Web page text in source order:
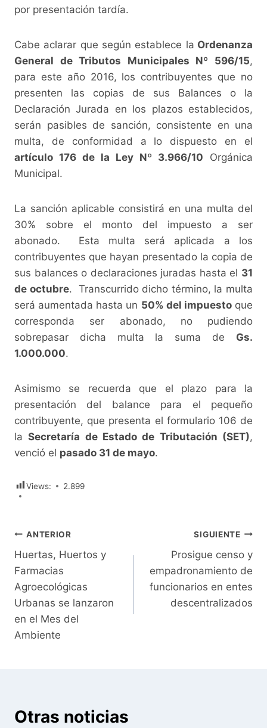
por presentación tardía.
Cabe aclarar que según establece la Ordenanza
General de Tributos Municipales Nº 596/15,
para este año 2016, los contribuyentes que no
presenten las copias de sus Balances o la
Declaración Jurada en los plazos establecidos,
serán pasibles de sanción, consistente en una
multa, de conformidad a lo dispuesto en el
artículo 176 de la Ley Nº 3.966/10 Orgánica
Municipal.
La sanción aplicable consistirá en una multa del
30% sobre el monto del impuesto a ser
abonado. Esta multa será aplicada a los
contribuyentes que hayan presentado la copia de
sus balances o declaraciones juradas hasta el 31
de octubre. Transcurrido dicho término, la multa
será aumentada hasta un 50% del impuestoque
corresponda ser abonado, no pudiendo
sobrepasar dicha multa la suma de Gs.
1.000.000.
Asimismo se recuerda que el plazo para la
presentación del balance para el pequeño
contribuyente, que presenta el formulario 106 de
laSecretaría de Estado de Tributación (SET),
venció el pasado 31 de mayo.
Views: 2.899
Navegación
de
entradas
ANTERIOR
Huertas, Huertos y
Farmacias
Agroecológicas
Urbanas se lanzaron
en el Mes del
Ambiente
SIGUIENTE
Prosigue censo y
empadronamiento de
funcionarios en entes
descentralizados
Otras noticias